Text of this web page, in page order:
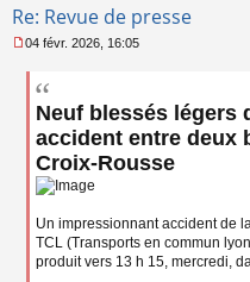
Re: Revue de presse
e
04 févr. 2026, 16:05
Neuf blessés légers
accident entre deux
Croix-Rousse
Un impressionnant accident de
TCL (Transports en commun
produit vers 13 h 15, mercredi,